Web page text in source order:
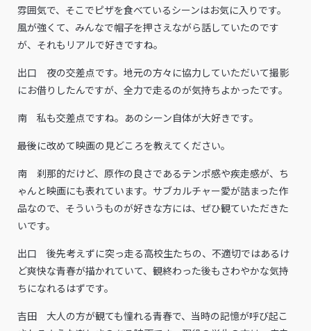
雰囲気で、そこでピザを食べているシーンはお気に入りです。
風が強くて、みんなで帽子を押さえながら話していたのです
が、それもリアルで好きですね。
出口 夜の交差点です。地元の方々に協力していただいて撮影
にお借りしたんですが、全力で走るのが気持ちよかったです。
南 私も交差点ですね。あのシーン自体が大好きです。
――最後に改めて映画の見どころを教えてください。
南 刹那的だけど、原作の良さであるテンポ感や疾走感が、ち
ゃんと映画にも表れています。サブカルチャー愛が詰まった作
品なので、そういうものが好きな方には、ぜひ観ていただきた
いです。
出口 後先考えずに突っ走る高校生たちの、不適切ではあるけ
ど爽快な青春が描かれていて、観終わった後もさわやかな気持
ちになれるはずです。
吉田 大人の方が観ても憧れる青春で、当時の記憶が呼び起こ